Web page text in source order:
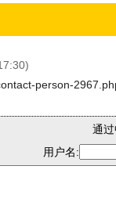
person-
通
用户名: